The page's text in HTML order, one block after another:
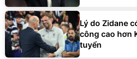
Lý do Zidane
công cao hơn
tuyển